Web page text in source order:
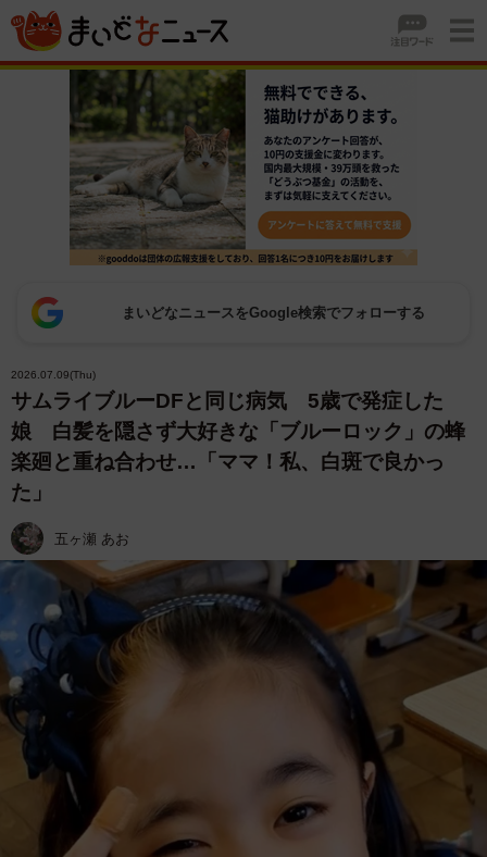
まいどなニュースをGoogle検索でフォローする
2026.07.09(Thu)
サムライブルーDFと同じ病気 5歳で発症した
娘 白髪を隠さず大好きな「ブルーロック」の蜂
楽廻と重ね合わせ…「ママ！私、白斑で良かっ
た」
五ヶ瀬 あお